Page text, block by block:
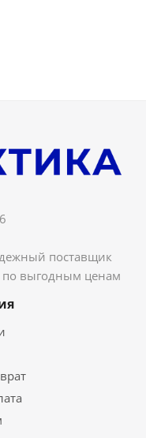
поставщик
по выгодным ценам